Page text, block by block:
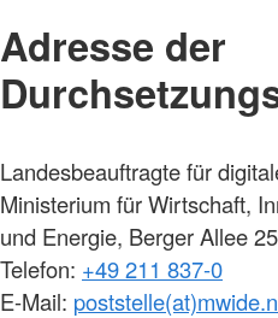
Adresse der
Landesbeauftragte für
Ministerium für Wirtschaft,
und Energie, Berger Allee
Telefon: +49 211 837-0
E-Mail: